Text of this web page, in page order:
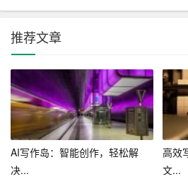
（1）参加各类教育培训，提高自
（2）积极参与学校教育教学改革，
（3）参加教育教学研究，提升自
（4）加强与同行的交流与合作，
三、工作措施
1. 加强教育教学改革学习，明确教
推荐文章
AI写作岛：智能创作，轻松解
决...
高效
文...